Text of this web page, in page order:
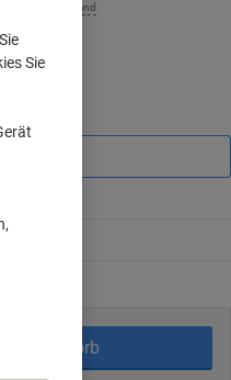
zzgl. Versand
Warenkorb
Sie